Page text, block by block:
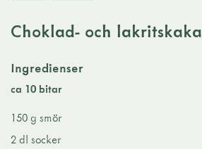
Choklad- och lakritskaka
Ingredienser
ca 10 bitar
150 g smör
2 dl socker